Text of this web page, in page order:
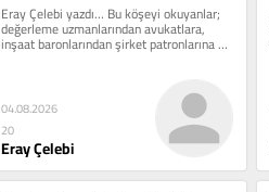
Eray Çelebi yazdı… Bu köşeyi okuyanlar;
değerleme uzmanlarından avukatlara,
inşaat baronlarından şirket patronlarına
büyük rüşvetlerle vatandaşlık...
04.08.2026
20
Eray Çelebi